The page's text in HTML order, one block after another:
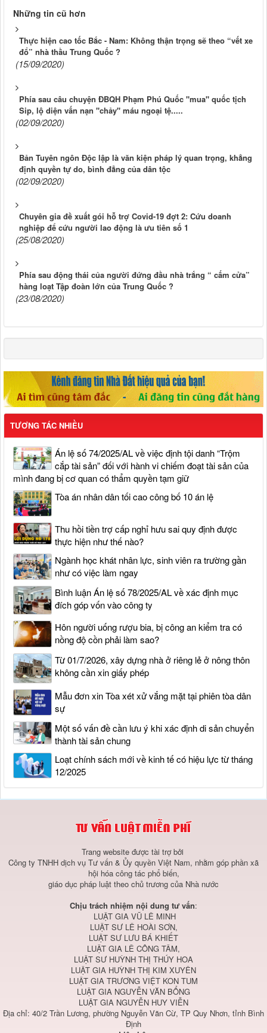
Những tin cũ hơn
Thực hiện cao tốc Bắc - Nam: Không thận trọng sẽ theo “vết xe
đổ” nhà thầu Trung Quốc ?
(15/09/2020)
Phía sau câu chuyện ĐBQH Phạm Phú Quốc "mua" quốc tịch
Sip, lộ diện vấn nạn "chảy" máu ngoại tệ.....
(02/09/2020)
Bản Tuyên ngôn Độc lập là văn kiện pháp lý quan trọng, khẳng
định quyền tự do, bình đẳng của dân tộc
(02/09/2020)
Chuyên gia đề xuất gói hỗ trợ Covid-19 đợt 2: Cứu doanh
nghiệp để cứu người lao động là ưu tiên số 1
(25/08/2020)
Phía sau động thái của người đứng đầu nhà trắng “ cấm cửa”
hàng loạt Tập đoàn lớn của Trung Quốc ?
(23/08/2020)
TƯƠNG TÁC NHIỀU
Án lệ số 74/2025/AL về việc định tội danh “Trộm
cắp tài sản” đối với hành vi chiếm đoạt tài sản của
mình đang bị cơ quan có thẩm quyền tạm giữ
Tòa án nhân dân tối cao công bố 10 án lệ
Thu hồi tiền trợ cấp nghỉ hưu sai quy định được
thực hiện như thế nào?
Ngành học khát nhân lực, sinh viên ra trường gần
như có việc làm ngay
Bình luận Án lệ số 78/2025/AL về xác định mục
đích góp vốn vào công ty
Hôn người uống rượu bia, bị công an kiểm tra có
nồng độ cồn phải làm sao?
Từ 01/7/2026, xây dựng nhà ở riêng lẻ ở nông thôn
không cần xin giấy phép
Mẫu đơn xin Tòa xét xử vắng mặt tại phiên tòa dân
sự
Một số vấn đề cần lưu ý khi xác định di sản chuyển
thành tài sản chung
Loạt chính sách mới về kinh tế có hiệu lực từ tháng
12/2025
Trang website được tài trợ bởi
Công ty TNHH dịch vụ Tư vấn & Ủy quyền Việt Nam, nhằm góp phần xã
hội hóa công tác phổ biến,
giáo dục pháp luật theo chủ trương của Nhà nước
Chịu trách nhiệm nội dung tư vấn:
LUẬT GIA VŨ LÊ MINH
LUẬT SƯ LÊ HOÀI SƠN,
LUẬT SƯ LƯU BÁ KHIẾT
LUẬT GIA LÊ CÔNG TÂM,
LUẬT SƯ HUỲNH THỊ THÚY HOA
LUẬT GIA HUỲNH THỊ KIM XUYÊN
LUẬT GIA TRƯƠNG VIỆT KON TUM
LUẬT GIA NGUYỄN VĂN BỔNG
LUẬT GIA NGUYỄN HUY VIỄN
Địa chỉ: 40/2 Trần Lương, phường Nguyễn Văn Cừ, TP Quy Nhơn, tỉnh Bình
Định